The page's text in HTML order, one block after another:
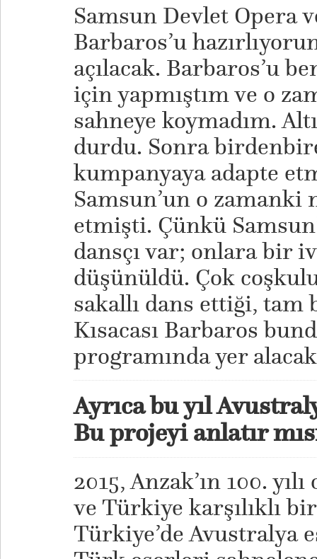
Samsun Devlet Opera
Barbaros’u
açılacak. Barbaros’u
için yapmıştım ve o
sahneye koymadım.
durdu. Sonra
kumpanyaya adapte
Samsun’un o
etmişti. Çünkü
dansçı var; onlara bir
düşünüldü. Çok
sakallı dans ettiği,
Kısacası Barbaros
programında yer
Ayrıca bu yıl
Bu projeyi anlatır
2015, Anzak’ın 100.
ve Türkiye karşılıklı
Türkiye’de Avustralya